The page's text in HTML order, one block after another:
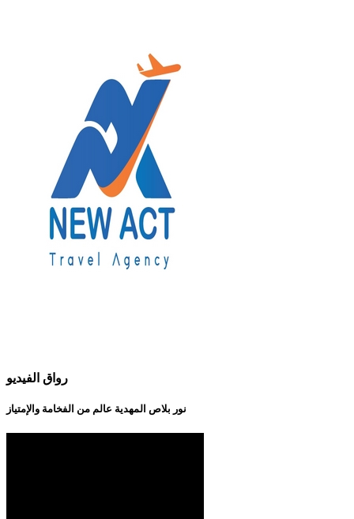
رواق الفيديو
نور بلاص المهدية عالم من الفخامة والإمتياز